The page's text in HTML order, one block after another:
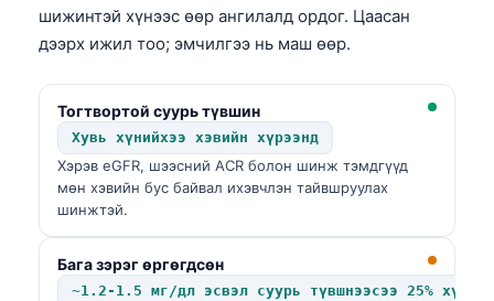
шижинтэй хүнээс өөр ангилалд ордог. Цаасан
дээрх ижил тоо; эмчилгээ нь маш өөр.
Тогтвортой суурь түвшин
Хувь хүнийхээ хэвийн хүрээнд
Хэрэв eGFR, шээсний ACR болон шинж тэмдгүүд
мөн хэвийн бус байвал ихэвчлэн тайвшруулах
шинжтэй.
Бага зэрэг өргөгдсөн
~1.2-1.5 мг/дл эсвэл суурь түвшнээсээ 25%